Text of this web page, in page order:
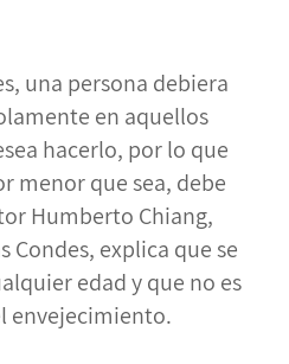
una persona debiera
en aquellos
hacerlo, por lo que
menor que sea, debe
Humberto Chiang,
Condes, explica que se
edad y que no es
envejecimiento.